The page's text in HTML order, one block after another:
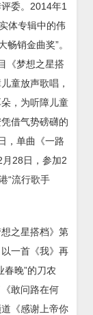
委。2014年1
体专辑中的伟
销金曲奖”。
《梦想之星搭
童放声歌唱，
，为听障儿童
借气势磅礴的
，单曲《一路
28日，参加2
“流行歌手
之星搭档》第
一首《我》再
春晚”的刀农
敢问路在何
《感谢上帝你